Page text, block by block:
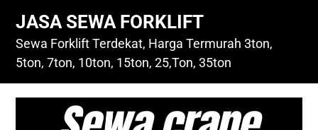
content
JASA SEWA FORKLIFT
Sewa Forklift Terdekat, Harga Termurah 3ton,
5ton, 7ton, 10ton, 15ton, 25,Ton, 35ton